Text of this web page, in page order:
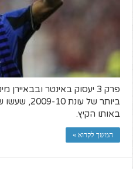
פרק 3 יעסוק באינטר
ביותר של
באותו הקיץ.
המשך לקרוא »